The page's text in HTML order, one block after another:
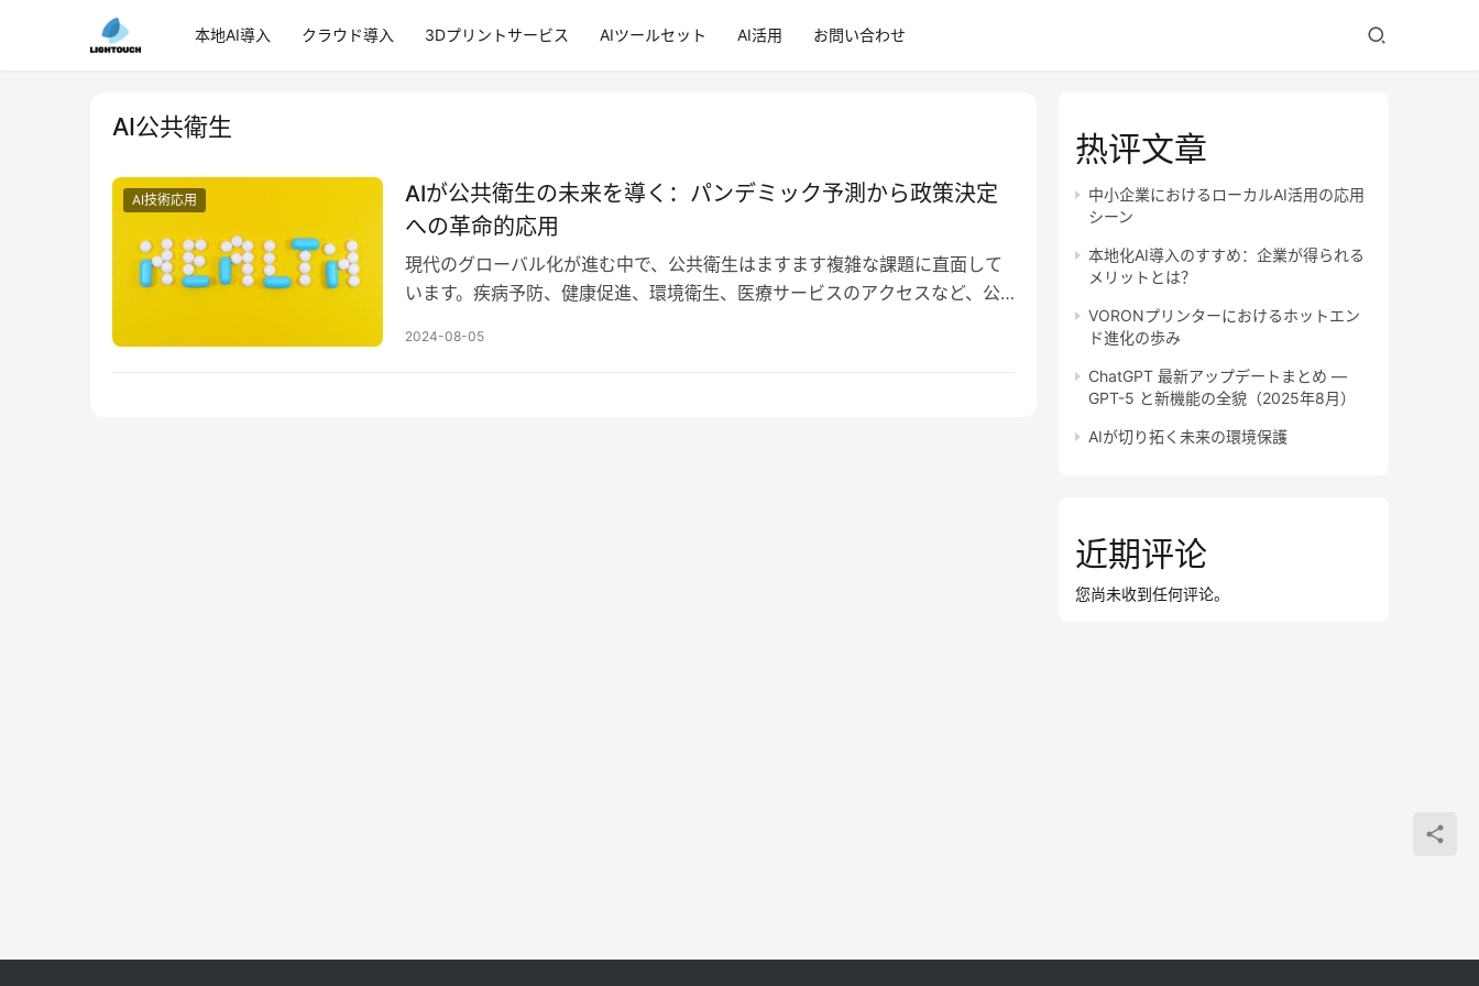
本地AI導入 クラウド導入 3Dプリントサービス AIツールセット AI活用 お問い合わせ
AI公共衛生
AI技術応用
AIが公共衛生の未来を導く：パンデミック予測から政策決定
への革命的応用
現代のグローバル化が進む中で、公共衛生はますます複雑な課題に直面して
います。疾病予防、健康促進、環境衛生、医療サービスのアクセスなど、公
2024-08-05
热评文章
中小企業におけるローカルAI活用の応用
シーン
本地化AI導入のすすめ：企業が得られる
メリットとは？
VORONプリンターにおけるホットエン
ド進化の歩み
ChatGPT 最新アップデートまとめ —
GPT-5 と新機能の全貌（2025年8月）
AIが切り拓く未来の環境保護
近期评论
您尚未收到任何评论。